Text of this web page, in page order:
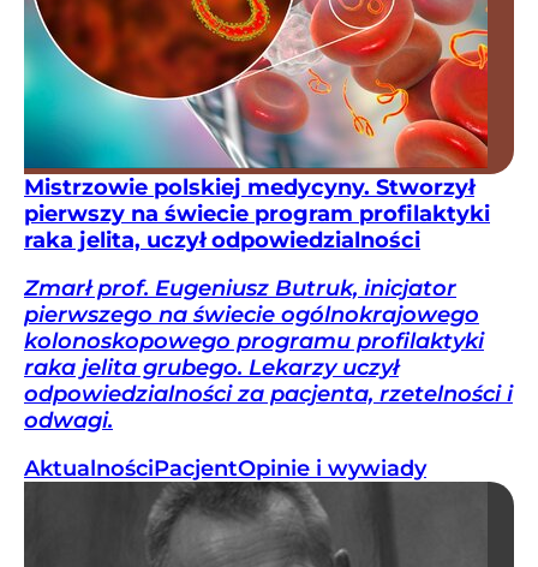
Mistrzowie polskiej medycyny. Stworzył
pierwszy na świecie program profilaktyki
raka jelita, uczył odpowiedzialności
Zmarł prof. Eugeniusz Butruk, inicjator
pierwszego na świecie ogólnokrajowego
kolonoskopowego programu profilaktyki
raka jelita grubego. Lekarzy uczył
odpowiedzialności za pacjenta, rzetelności i
odwagi.
AktualnościPacjentOpinie i wywiady